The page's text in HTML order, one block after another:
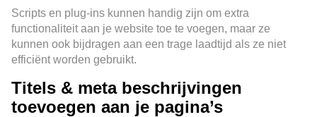
Scripts en plug-ins kunnen handig zijn om extra
functionaliteit aan je website toe te voegen, maar ze
kunnen ook bijdragen aan een trage laadtijd als ze niet
efficiënt worden gebruikt.
Titels & meta beschrijvingen
toevoegen aan je pagina’s